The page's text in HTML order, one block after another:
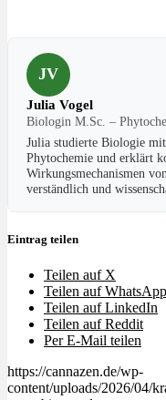
JV
Julia Vogel
Biologin M.Sc. –
Julia studierte Biologie
Phytochemie und erklärt
Wirkungsmechanismen
verständlich und
Eintrag teilen
Teilen auf X
Teilen auf WhatsApp
Teilen auf LinkedIn
Teilen auf Reddit
Per E-Mail teilen
https://cannazen.de/wp-
content/uploads/2026/04/